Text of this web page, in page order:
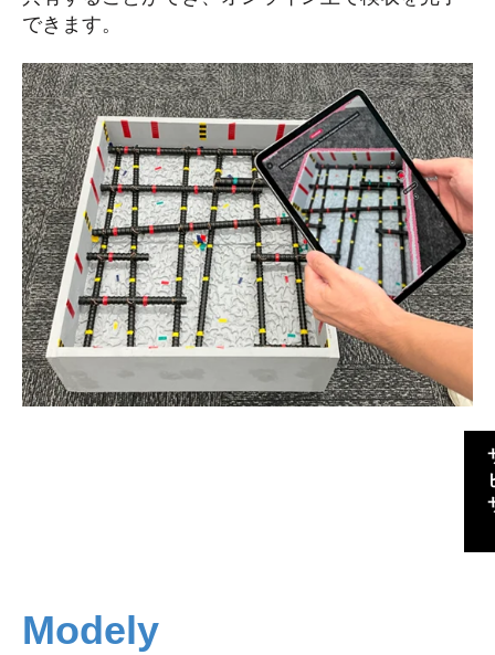
できます。
Modely